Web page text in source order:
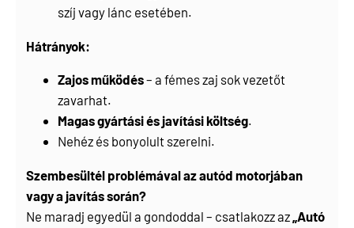
szíj vagy lánc esetében.
Hátrányok:
Zajos működés– a fémes zaj sok vezetőt
zavarhat.
Magas gyártási és javítási költség.
Nehéz és bonyolult szerelni.
Szembesültél problémával az autód motorjában
vagy a javítás során?
Ne maradj egyedül a gondoddal – csatlakozz az„Autó